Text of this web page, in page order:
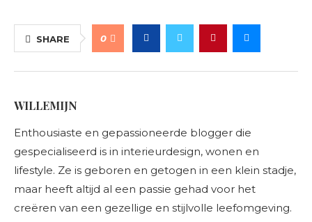
SHARE 0
WILLEMIJN
Enthousiaste en gepassioneerde blogger die
gespecialiseerd is in interieurdesign, wonen en
lifestyle. Ze is geboren en getogen in een klein stadje,
maar heeft altijd al een passie gehad voor het
creëren van een gezellige en stijlvolle leefomgeving.